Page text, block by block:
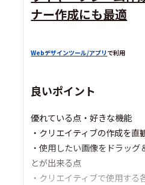
ナー作成にも最適
Webデザインツール/アプリ で利用
良いポイント
優れている点・好きな機能
・クリエイティブの作成を直
・使用したい画像をドラッ
とが出来る点
・クリエイティブで使用する